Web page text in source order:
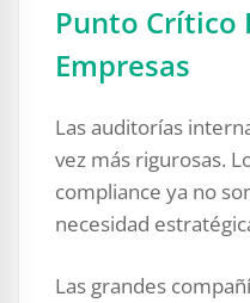
Punto Crítico
Empresas
Las auditorías
vez más rigurosas.
compliance ya no
necesidad
Las grandes